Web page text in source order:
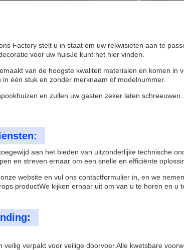
Factory stelt u in staat om uw rekwisieten aan te
voor uw huisJe kunt het hier vinden.
van de hoogste kwaliteit materialen en komen
één stuk en zonder merknaam of modelnummer.
en zullen uw gasten zeker laten
aan het bieden van uitzonderlijke technische
en streven ernaar om een snelle en efficiënte
website en vul ons contactformulier in, en we
productWe kijken ernaar uit om van u te horen en u
veilig verpakt voor veilige doorvoer.Alle kwetsbare